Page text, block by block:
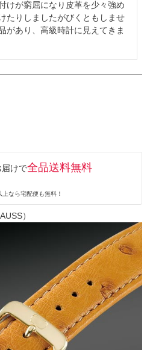
けが窮屈になり皮革を少々強め
たりしましたがびくともしませ
があり、高級時計に見えてきま
届けで全品送料無料
なら宅配便も無料！
）